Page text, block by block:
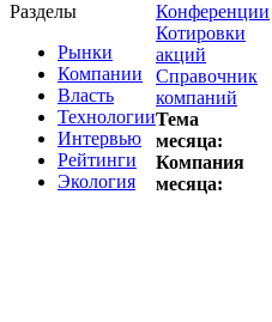
Разделы
Рынки
Компании
Власть
Технологии
Интервью
Рейтинги
Экология
Конференции
Котировки
акций
Справочник
компаний
Тема
месяца:
Компания
месяца: